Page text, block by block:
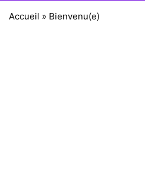
Accueil » Bienvenu(e)